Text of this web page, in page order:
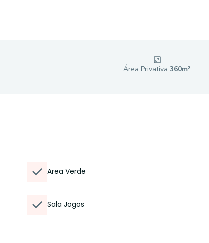
Área Privativa 360m²
Area Verde
Sala Jogos